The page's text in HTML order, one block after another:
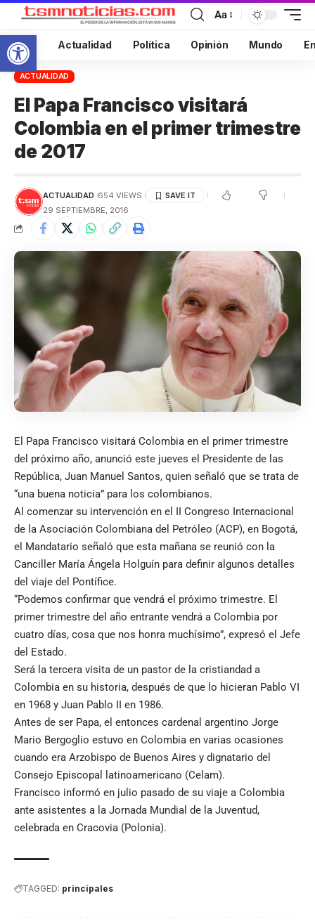
Abrir barra de herramientas
Aa
Inicio Actualidad Política Opinión Mundo
ACTUALIDAD
El Papa Francisco visitará
Colombia en el primer trimestre
de 2017
ACTUALIDAD 654 VIEWS
29 SEPTIEMBRE, 2016
El Papa Francisco visitará Colombia en el primer trimestre
del próximo año, anunció este jueves el Presidente de las
República, Juan Manuel Santos, quien señaló que se trata de
“una buena noticia” para los colombianos.
Al comenzar su intervención en el II Congreso Internacional
de la Asociación Colombiana del Petróleo (ACP), en Bogotá,
el Mandatario señaló que esta mañana se reunió con la
Canciller María Ángela Holguín para definir algunos detalles
del viaje del Pontífice.
“Podemos confirmar que vendrá el próximo trimestre. El
primer trimestre del año entrante vendrá a Colombia por
cuatro días, cosa que nos honra muchísimo”, expresó el Jefe
del Estado.
Será la tercera visita de un pastor de la cristiandad a
Colombia en su historia, después de que lo hicieran Pablo VI
en 1968 y Juan Pablo II en 1986.
Antes de ser Papa, el entonces cardenal argentino Jorge
Mario Bergoglio estuvo en Colombia en varias ocasiones
cuando era Arzobispo de Buenos Aires y dignatario del
Consejo Episcopal latinoamericano (Celam).
Francisco informó en julio pasado de su viaje a Colombia
ante asistentes a la Jornada Mundial de la Juventud,
celebrada en Cracovia (Polonia).
TAGGED: principales